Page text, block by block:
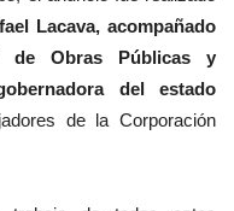
Lacava, acompañado
de Obras Públicas y
del estado
de la Corporación